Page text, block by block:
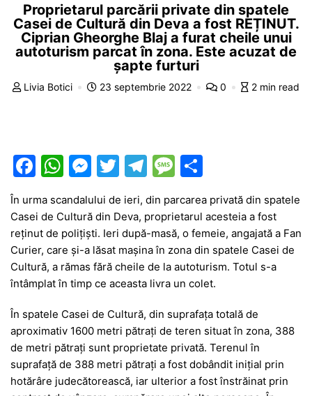
Proprietarul parcării private din spatele
Casei de Cultură din Deva a fost REȚINUT.
Ciprian Gheorghe Blaj a furat cheile unui
autoturism parcat în zona. Este acuzat de
șapte furturi
Livia Botici 23 septembrie 2022 0 2 min read
F
c
e
b
o
k
W
at
s
A
p
M
e
s
s
e
n
er
T
w
itt
er
T
el
e
gr
a
m
M
s
s
a
g
ar
ta
je
a
z
În urma scandalului de ieri, din parcarea privată din spatele
Casei de Cultură din Deva, proprietarul acesteia a fost
reținut de polițiști. Ieri după-masă, o femeie, angajată a Fan
Curier, care și-a lăsat mașina în zona din spatele Casei de
Cultură, a rămas fără cheile de la autoturism. Totul s-a
întâmplat în timp ce aceasta livra un colet.
În spatele Casei de Cultură, din suprafaţa totală de
aproximativ 1600 metri pătraţi de teren situat în zona, 388
de metri pătraţi sunt proprietate privată. Terenul în
suprafaţă de 388 metri pătraţi a fost dobândit iniţial prin
hotărâre judecătorească, iar ulterior a fost înstrăinat prin